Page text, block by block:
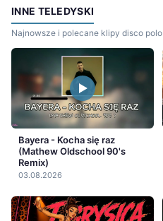
INNE TELEDYSKI
Najnowsze i polecane klipy disco polo
Bayera - Kocha się raz
(Mathew Oldschool 90's
Remix)
03.08.2026